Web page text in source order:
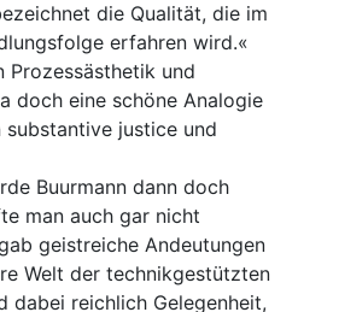
die Qualität, die im
erfahren wird.«
Prozessästhetik und
doch eine schöne Analogie
substantive justice und
Buurmann dann doch
man auch gar nicht
geistreiche Andeutungen
Welt der technikgestützten
dabei reichlich Gelegenheit,